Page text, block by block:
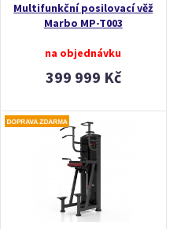
Multifunkční posilovací věž
Marbo MP-T003
na objednávku
399 999 Kč